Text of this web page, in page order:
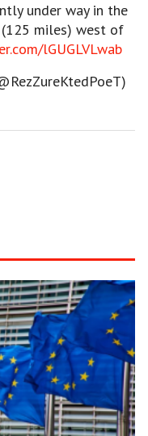
under way in the
miles) west of
lGUGLVLwab